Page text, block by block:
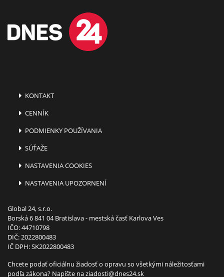
KONTAKT
CENNÍK
PODMIENKY POUŽÍVANIA
SÚŤAŽE
NASTAVENIA COOKIES
NASTAVENIA UPOZORNENÍ
Global 24, s.r.o.
Borská 6 841 04 Bratislava - mestská časť Karlova Ves
IČO: 44710798
DIČ: 2022800483
IČ DPH: SK2022800483
Chcete podať oficiálnu žiadosť o opravu so všetkými náležitosťami
podľa zákona? Napíšte naziadosti@dnes24.sk